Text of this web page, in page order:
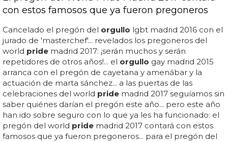
ORGULLO LGBT
Las mejores fotos del Orgullo LGBT Madrid 2018